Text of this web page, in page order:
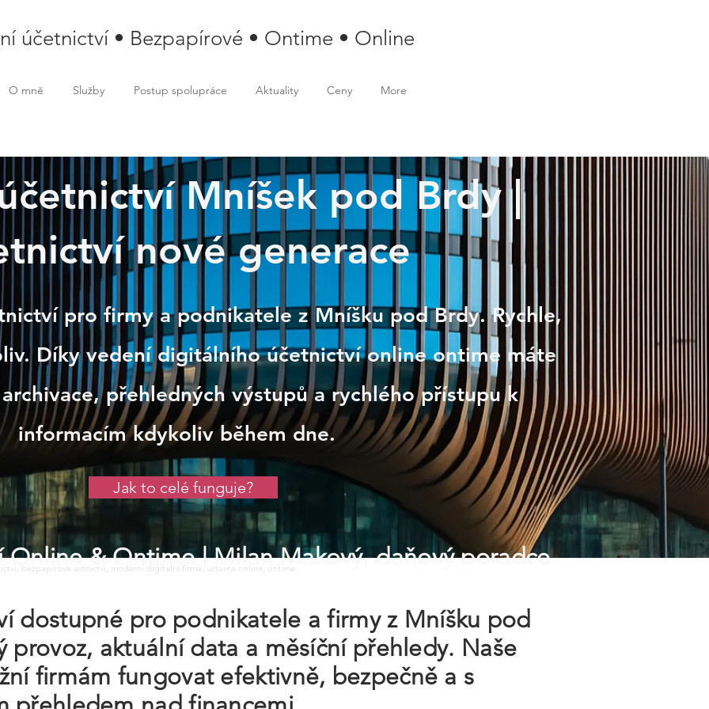
účetnictví • Bezpapírové • Ontime • Online
O mně Služby Postup spolupráce Aktuality Ceny More
pod Brdy
Mníšek pod Brdy |
nové generace
pro firmy a podnikatele z Mníšku pod Brdy. Rychle,
Díky vedení digitálního účetnictví online ontime máte
přehledných výstupů a rychlého přístupu k
informacím kdykoliv během dne.
Jak to celé funguje?
Online & Ontime| Milan Makový, daňový poradce
bezpapirove uctnictvi, moderni digitalni firma, uctarna online, ontime
dostupné pro podnikatele a firmy z Mníšku pod
provoz, aktuální data a měsíční přehledy. Naše
firmám fungovat efektivně, bezpečně a s